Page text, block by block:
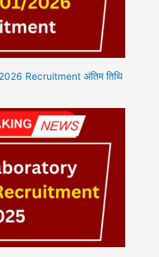
Recruitment अंतिम तिथि